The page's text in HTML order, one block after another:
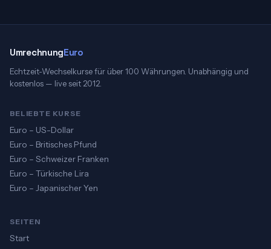
UmrechnungEuro
Echtzeit-Wechselkurse für über 100 Währungen. Unabhängig und
kostenlos — live seit 2012.
BELIEBTE KURSE
Euro – US-Dollar
Euro – Britisches Pfund
Euro – Schweizer Franken
Euro – Türkische Lira
Euro – Japanischer Yen
SEITEN
Start